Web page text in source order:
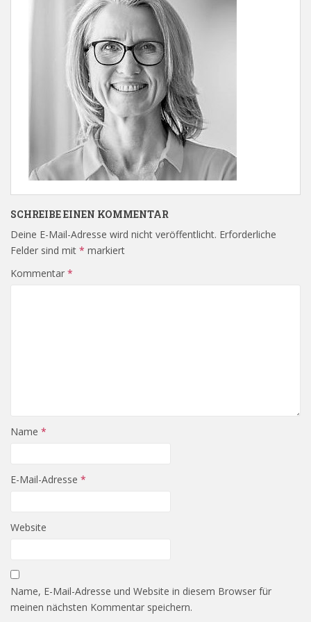
SCHREIBE EINEN KOMMENTAR
Deine E-Mail-Adresse wird nicht veröffentlicht. Erforderliche
Felder sind mit * markiert
Kommentar *
Name *
E-Mail-Adresse *
Website
Name, E-Mail-Adresse und Website in diesem Browser für
meinen nächsten Kommentar speichern.